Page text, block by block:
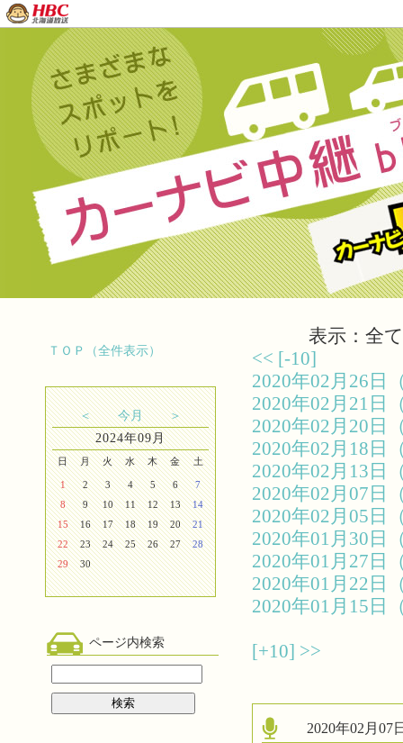
ＴＯＰ（全件表示）
＜ 今月
＞
2024年09月
日 月 火 水 木 金 土
1 2 3 4 5 6
7
8
9 10 11 12 13
14
15
16 17 18 19 20
21
22
23 24 25 26 27
28
29
30
ページ内検索
表示：全て
<< [-10]
2020年02月26
2020年02月21
2020年02月20
2020年02月18
2020年02月13
2020年02月07
2020年02月05
2020年01月30
2020年01月27
2020年01月22
2020年01月15
[+10] >>
2020年02月